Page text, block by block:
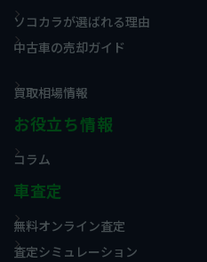
ソコカラが選ばれる理由
中古車の売却ガイド
買取相場情報
お役立ち情報
コラム
車査定
無料オンライン査定
査定シミュレーション